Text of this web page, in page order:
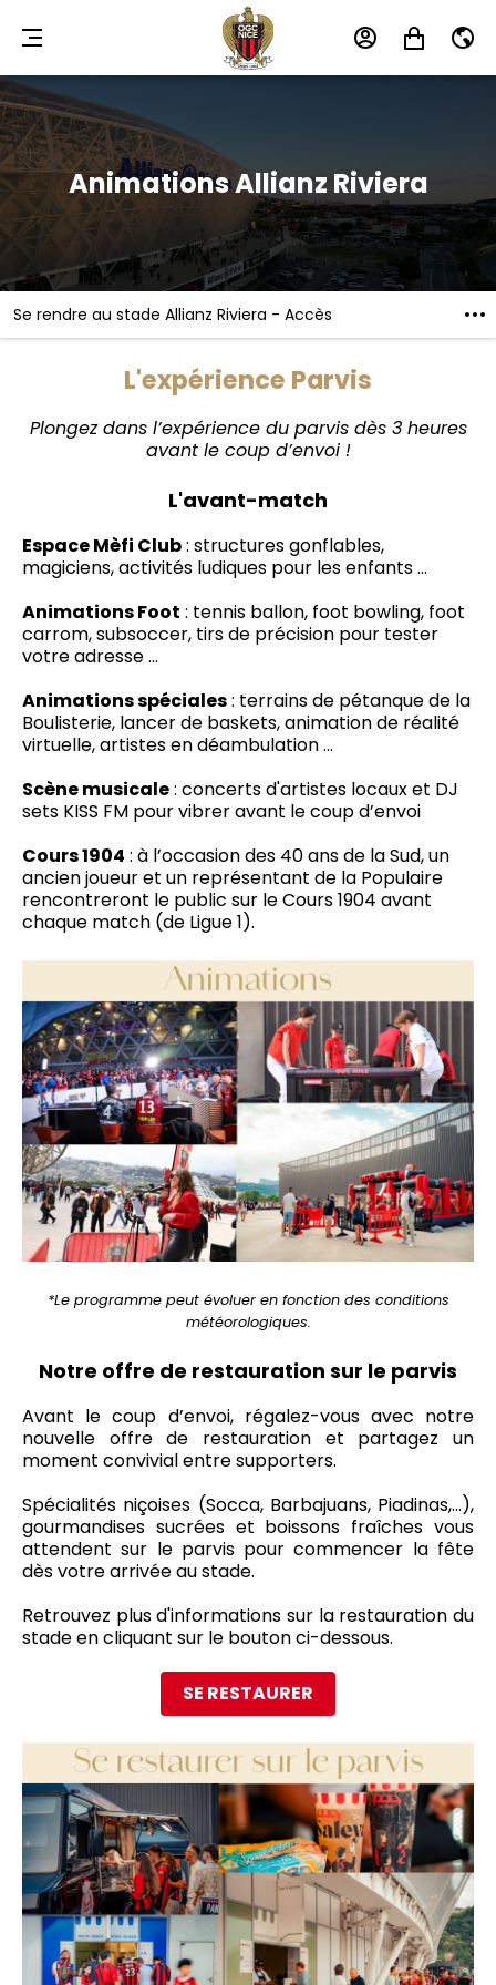
MENU MON MON FR
Animations Allianz Riviera
Se rendre au stade Allianz Riviera - Accès
L'expérience Parvis
Plongez dans l’expérience du parvis dès 3 heures
avant le coup d’envoi !
L'avant-match
Espace Mèfi Club: structures gonflables,
magiciens, activités ludiques pour les enfants ...
Animations Foot : tennis ballon, foot bowling, foot
carrom, subsoccer, tirs de précision pour tester
votre adresse …
Animations spéciales: terrains de pétanque de la
Boulisterie, lancer de baskets, animation de réalité
virtuelle, artistes en déambulation ...
Scène musicale: concerts d'artistes locaux et DJ
sets KISS FM pour vibrer avant le coup d’envoi
Cours 1904 : à l’occasion des 40 ans de la Sud, un
ancien joueur et un représentant de la Populaire
rencontreront le public sur le Cours 1904 avant
chaque match (de Ligue 1).
*Le programme peut évoluer en fonction des conditions
météorologiques.
Notre offre de restauration sur le parvis
Avant le coup d’envoi, régalez-vous avec notre
nouvelle offre de restauration et partagez un
moment convivial entre supporters.
Spécialités niçoises (Socca, Barbajuans, Piadinas,...),
gourmandises sucrées et boissons fraîches vous
attendent sur le parvis pour commencer la fête
dès votre arrivée au stade.
Retrouvez plus d'informations sur la restauration du
stade en cliquant sur le bouton ci-dessous.
SE RESTAURER